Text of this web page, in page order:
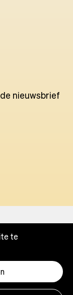
nieuwsbrief
te